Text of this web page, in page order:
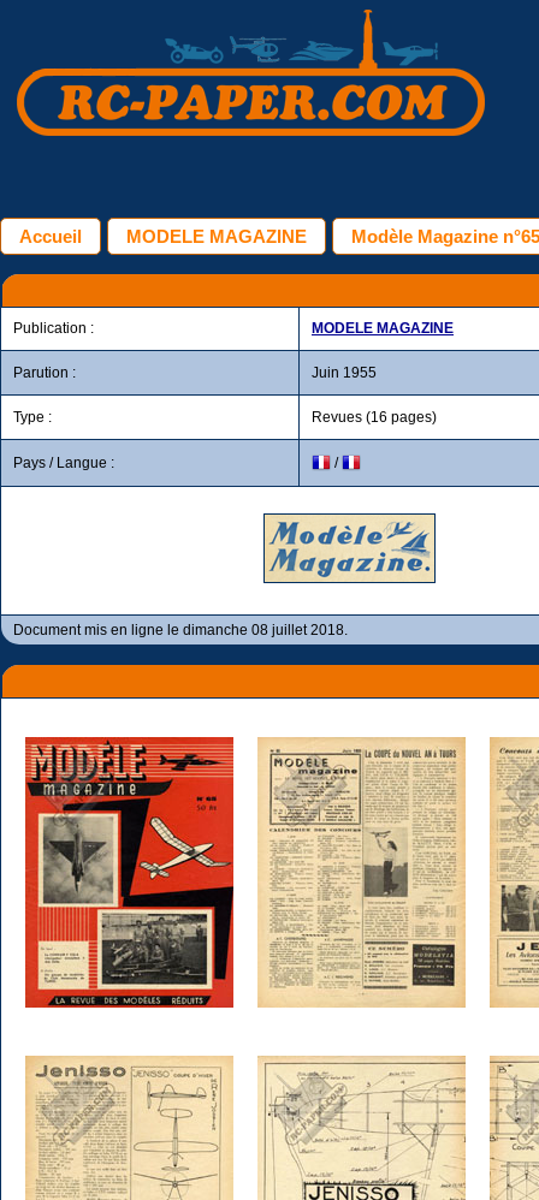
Accueil MODELE MAGAZINE Modèle Magazine
Publication : MODELE MAGAZINE
Parution : Juin 1955
Type : Revues (16 pages)
Pays / Langue : /
Document mis en ligne le dimanche 08 juillet 2018.